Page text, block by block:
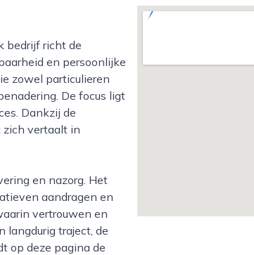
en persoonlijke
zowel particulieren
De focus ligt
Dankzij de
zich vertaalt in
aandragen en
vertrouwen en
langdurig traject, de
op deze pagina de